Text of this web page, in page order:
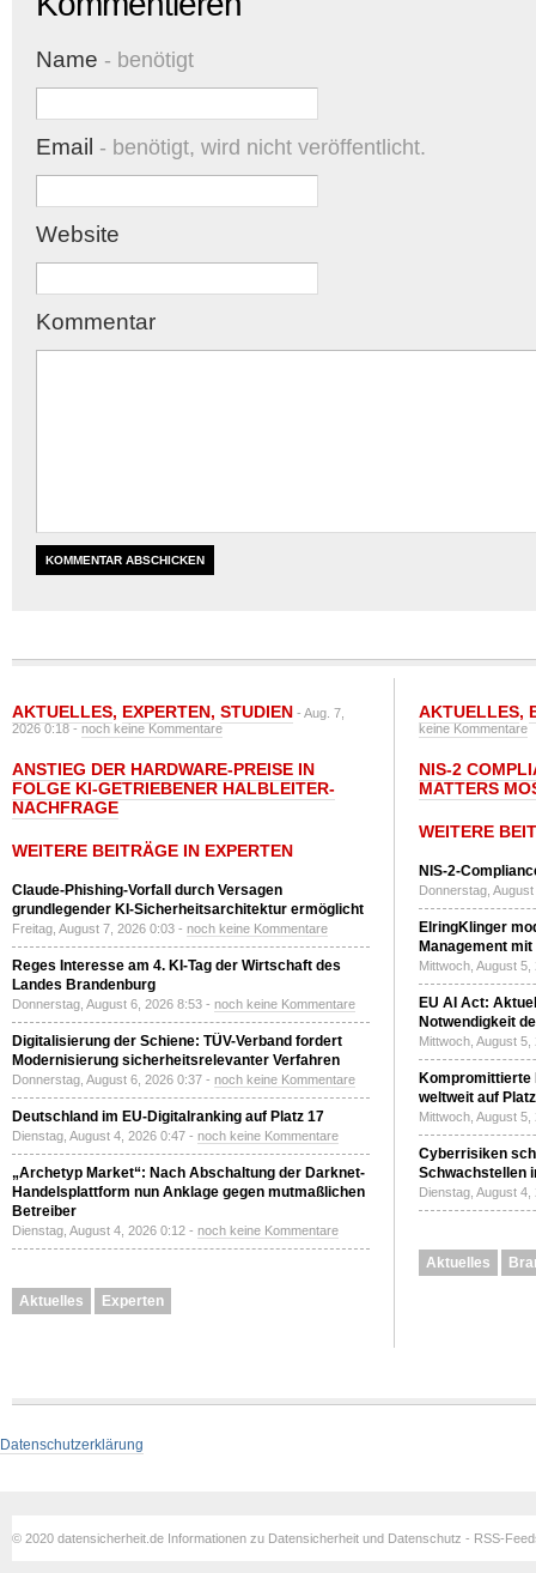
Name - benötigt
Email - benötigt, wird nicht veröffentlicht.
Website
Kommentar
AKTUELLES, EXPERTEN, STUDIEN - Aug. 7,
2026 0:18 -noch keine Kommentare
ANSTIEG DER HARDWARE-PREISE IN
FOLGE KI-GETRIEBENER HALBLEITER-
NACHFRAGE
WEITERE BEITRÄGE IN EXPERTEN
Claude-Phishing-Vorfall durch Versagen
grundlegender KI-Sicherheitsarchitektur ermöglicht
Freitag, August 7, 2026 0:03 - noch keine Kommentare
Reges Interesse am 4. KI-Tag der Wirtschaft des
Landes Brandenburg
Donnerstag, August 6, 2026 8:53 - noch keine Kommentare
Digitalisierung der Schiene: TÜV-Verband fordert
Modernisierung sicherheitsrelevanter Verfahren
Donnerstag, August 6, 2026 0:37 - noch keine Kommentare
Deutschland im EU-Digitalranking auf Platz 17
Dienstag, August 4, 2026 0:47 - noch keine Kommentare
„Archetyp Market“: Nach Abschaltung der Darknet-
Handelsplattform nun Anklage gegen mutmaßlichen
Betreiber
Dienstag, August 4, 2026 0:12 - noch keine Kommentare
Aktuelles Experten
AKTUELLES,
keine Kommentare
NIS-2
MATTERS
WEITERE
NIS-2-
Donnerstag,
ElringKlinger
Management
Mittwoch, August
EU AI Act:
Notwendigkeit
Mittwoch, August
Kompromittierte
weltweit auf
Mittwoch, August
Cyberrisiken
Schwachstellen
Dienstag, August
Aktuelles
Datenschutzerklärung
© 2020 datensicherheit.de Informationen zu Datensicherheit und Datenschutz - RSS-